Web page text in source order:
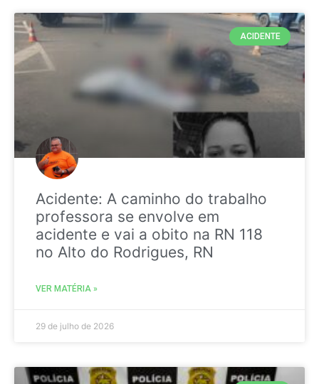
ACIDENTE
Acidente: A caminho do trabalho
professora se envolve em
acidente e vai a obito na RN 118
no Alto do Rodrigues, RN
VER MATÉRIA »
29 de julho de 2026